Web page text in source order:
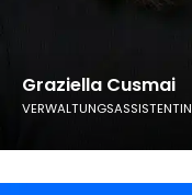
Graziella Cusmai
VERWALTUNGSASSISTENTIN